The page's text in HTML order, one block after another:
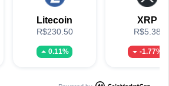
Litecoin
R$230.50
0.11%
XRP
R$5.38
-1.77%